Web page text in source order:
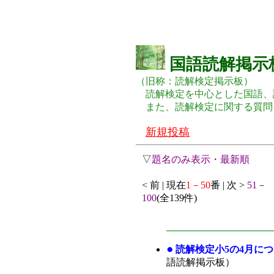
国語読解掲示
（旧称：読解検定掲示板）
読解検定を中心とした国語
また、読解検定に関する質
新規投稿
▽題名のみ表示・最新順
< 前 | 現在1－50番 | 次 > 51－
100(全139件)
● 読解検定小5の4月に
語読解掲示板）